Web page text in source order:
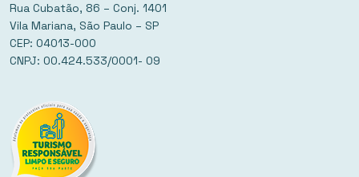
Rua Cubatão, 86 – Conj. 1401
Vila Mariana, São Paulo – SP
CEP: 04013-000
CNPJ: 00.424.533/0001- 09